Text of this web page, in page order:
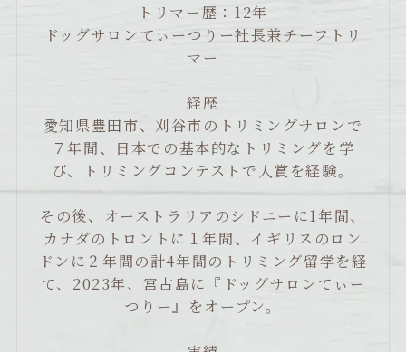
トリマー歴：12年
ドッグサロンてぃーつりー社長兼チーフトリ
マー
経歴
愛知県豊田市、刈谷市のトリミングサロンで
７年間、日本での基本的なトリミングを学
び、トリミングコンテストで入賞を経験。
その後、オーストラリアのシドニーに1年間、
カナダのトロントに１年間、イギリスのロン
ドンに２年間の計4年間のトリミング留学を経
て、2023年、宮古島に『ドッグサロンてぃー
つりー』をオープン。